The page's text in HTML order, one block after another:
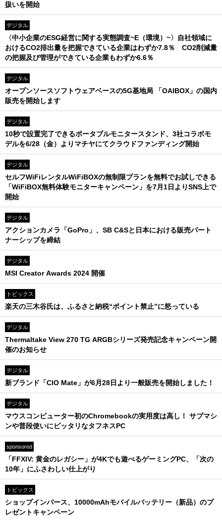
扱いを開始
デジタル
〈中小企業のESG経営に関する実態調査~E（環境）~〉自社領域に
おけるCO2排出量を把握できている企業はわずか7.8％ CO2削減量
の把握及び管理ができている企業もわずか6.6％
デジタル
オープンソースソフトウェアベースの5G基地局 「OAIBOX」の国内
販売を開始します
デジタル
10秒で設置完了できるポータブルモニタースタンド、3社コラボモ
デルを6/28（金）よりマチヤにてクラウドファンディング開始
デジタル
セルフWiFiレンタルWiFiBOXの無制限プランを無料でお試しできる
「WiFiBOX無料体験モニターキャンペーン」を7月1日よりSNS上で
開始
デジタル
アクションカメラ「GoPro」、SB C&Sと日本における販売パート
ナーシップを締結
デジタル
MSI Creator Awards 2024 開催
トピックス
楽天の三木谷氏は、ふるさと納税“ポイント禁止”に怒っている
デジタル
Thermaltake View 270 TG ARGBシリーズ発売記念キャンペーン開
催のお知らせ
デジタル
新ブランド「CIO Mate」が6月28日より一般販売を開始しました！
デジタル
マウスコンピューター初のChromebookの実用度は高し！ サブマシ
ンや普段使いにピッタリなタフネスPC
sponsored
「FFXIV: 黄金のレガシー」が4Kでも遊べるゲーミングPC、「次の
10年」にふさわしい仕上がり
トピックス
ショップインバース、10000mAhモバイルバッテリー（新品）のプ
レゼントキャンペーン